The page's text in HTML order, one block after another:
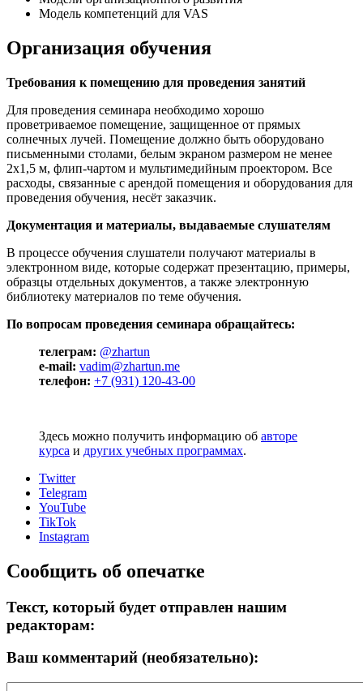
Модель компетенций для VAS
Организация обучения
Требования к помещению для проведения занятий
Для проведения семинара необходимо хорошо
проветриваемое помещение, защищенное от прямых
солнечных лучей. Помещение должно быть оборудовано
письменными столами, белым экраном размером не менее
2х1,5 м, флип-чартом и мультимедийным проектором. Все
расходы, связанные с арендой помещения и оборудования для
проведения обучения, несёт заказчик.
Документация и материалы, выдаваемые слушателям
В процессе обучения слушатели получают материалы в
электронном виде, которые содержат презентацию, примеры,
образцы отдельных документов, а также электронную
библиотеку материалов по теме обучения.
По вопросам проведения семинара обращайтесь:
телеграм: @zhartun
e-mail: vadim@zhartun.me
телефон: +7 (931) 120-43-00
Здесь можно получить информацию об авторе
курса и других учебных программах.
Twitter
Telegram
YouTube
TikTok
Instagram
Сообщить об опечатке
Текст, который будет отправлен нашим
редакторам:
Ваш комментарий (необязательно):